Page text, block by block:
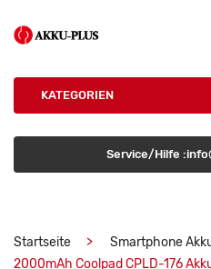
KATEGORIEN
Service/Hilfe
Startseite Smartphone
2000mAh Coolpad CPLD-176